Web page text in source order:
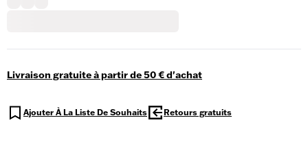
Livraison gratuite à partir de 50 € d'achat
Ajouter À La Liste De Souhaits Retours gratuits